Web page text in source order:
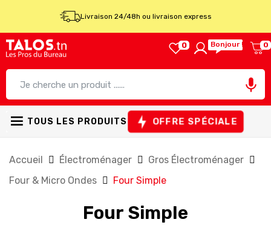
Livraison 24/48h ou livraison express
0 Bonjour ! 0

TOUS LES PRODUITS OFFRE SPÉCIALE
Accueil Électroménager
Gros Électroménager
Four & Micro Ondes
Four Simple
Four Simple